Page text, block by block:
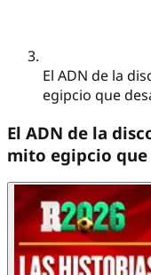
El ADN de la
egipcio que
El ADN de la
mito egipcio que